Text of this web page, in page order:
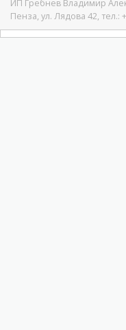
ИП Гребнев Владимир
Пенза, ул. Лядова 42, тел.: